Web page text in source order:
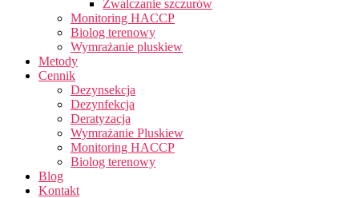
Zwalczanie szczurów
Monitoring HACCP
Biolog terenowy
Wymrażanie pluskiew
Metody
Cennik
Dezynsekcja
Dezynfekcja
Deratyzacja
Wymrażanie Pluskiew
Monitoring HACCP
Biolog terenowy
Blog
Kontakt